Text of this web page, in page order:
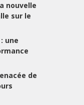
nouvelle
sur le
une
de